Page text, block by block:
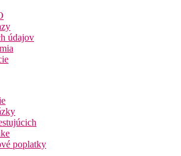
aperitív bar, zmenáreň, na slnečnej terase
so slnečníkmi a lehátkami zdarma (v
WC (sušič vlasov), klimatizácia, minibar,
DR, strana k moru.
možnosť prístelky.
DRS, strana k moru.
údajov
poplatky